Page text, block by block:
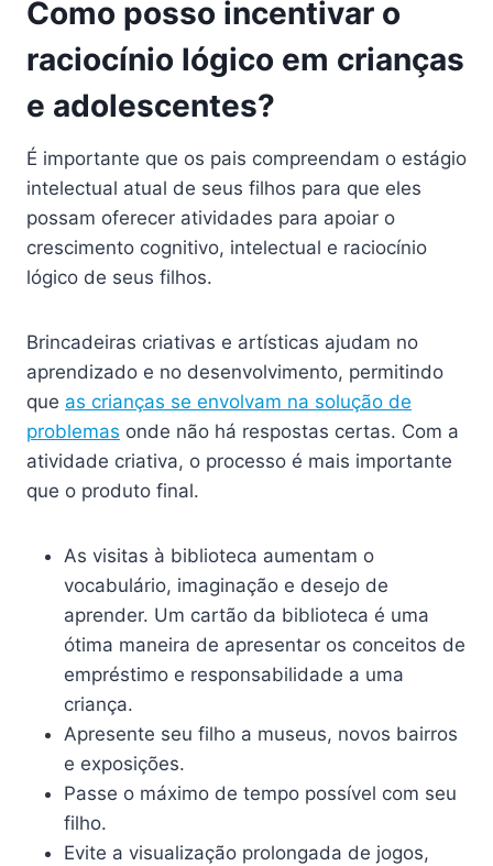
Como posso incentivar o
raciocínio lógico em crianças
e adolescentes?
É importante que os pais ​​compreendam o estágio
intelectual atual de seus filhos para que eles
possam oferecer atividades para apoiar o
crescimento cognitivo, intelectual e raciocínio
lógico de seus filhos.
Brincadeiras criativas e artísticas ajudam no
aprendizado e no desenvolvimento, permitindo
que as crianças se envolvam na solução de
problemas onde não há respostas certas. Com a
atividade criativa, o processo é mais importante
que o produto final.
As visitas à biblioteca aumentam o
vocabulário, imaginação e desejo de
aprender. Um cartão da biblioteca é uma
ótima maneira de apresentar os conceitos de
empréstimo e responsabilidade a uma
criança.
Apresente seu filho a museus, novos bairros
e exposições.
Passe o máximo de tempo possível com seu
filho.
Evite a visualização prolongada de jogos,